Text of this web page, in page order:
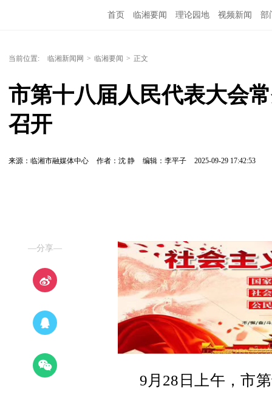
首页 临湘要闻 理论园地 视频新闻 部
当前位置: 临湘新闻网 > 临湘要闻 > 正文
市第十八届人民代表大会
召开
来源：临湘市融媒体中心 作者：沈 静 编辑：李平子 2025-09-29 17:42:53
—分享—
9月28日上午，市